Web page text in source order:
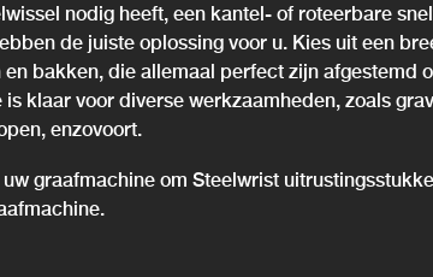
nodig heeft, een kantel- of roteerbare
de juiste oplossing voor u. Kies uit een
bakken, die allemaal perfect zijn afgestemd
klaar voor diverse werkzaamheden, zoals
enzovoort.
graafmachine om Steelwrist